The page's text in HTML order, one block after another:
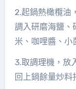
2.起鍋熱橄欖油
調入研磨海鹽、
米、咖哩醬、小
3.取調理機，放
回上鍋餘量炒料